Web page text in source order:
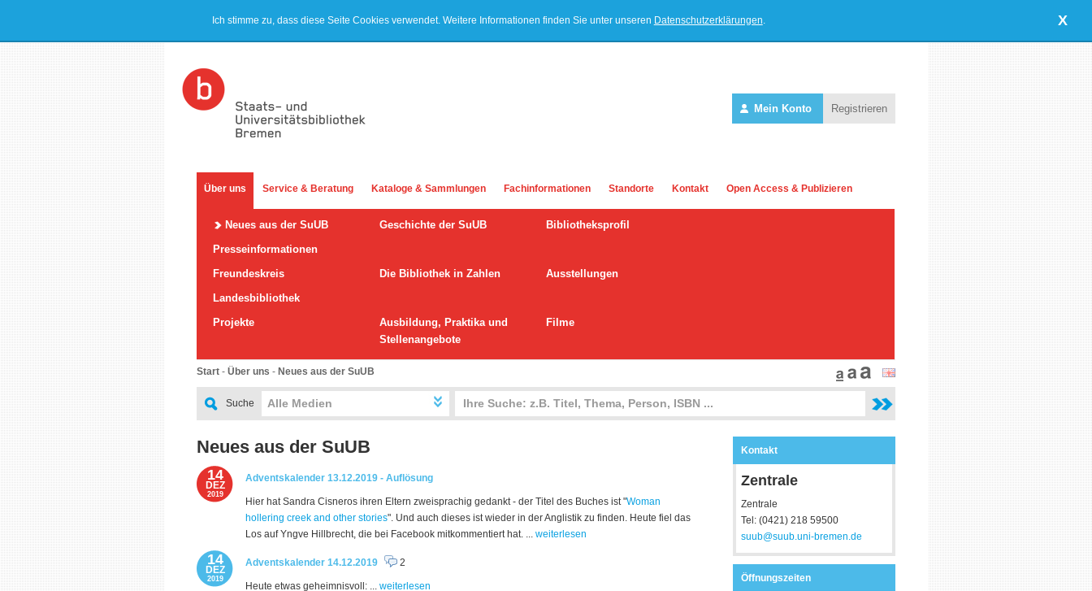
Ich stimme zu, dass diese Seite Cookies verwendet. Weitere Informationen finden Sie unter unseren Datenschutzerklärungen. X
Mein Konto Registrieren
Über uns Service & Beratung Kataloge & Sammlungen Fachinformationen Standorte Kontakt Open Access & Publizieren
Neues aus der SuUB Geschichte der SuUB
Bibliotheksprofil
Presseinformationen
Freundeskreis
Die Bibliothek in Zahlen
Ausstellungen
Landesbibliothek
Projekte
Ausbildung, Praktika und
Stellenangebote
Filme
Start - Über uns - Neues aus der SuUB
Suche Alle Medien
Neues aus der SuUB
Adventskalender 13.12.2019 - Auflösung
14
DEZ
2019
Hier hat Sandra Cisneros ihren Eltern zweisprachig gedankt - der Titel des Buches ist "Woman
hollering creek and other stories". Und auch dieses ist wieder in der Anglistik zu finden. Heute fiel das
Los auf Yngve Hillbrecht, die bei Facebook mitkommentiert hat. ... weiterlesen
Adventskalender 14.12.2019 2
14
DEZ
2019
Heute etwas geheimnisvoll: ... weiterlesen
Kontakt
Zentrale
Zentrale
Tel: (0421) 218 59500
suub@suub.uni-bremen.de
Öffnungszeiten